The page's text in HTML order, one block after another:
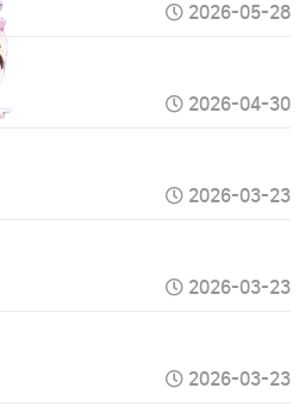
2026-05-28
2026-04-30
2026-03-23
2026-03-23
2026-03-23